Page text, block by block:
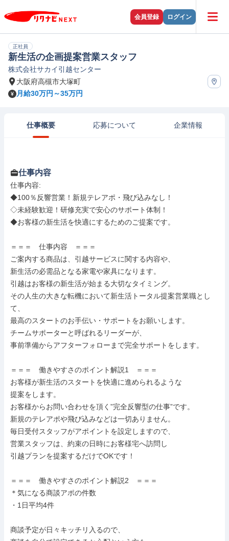
会員登録 ログイン
正社員
新生活の企画提案営業スタッフ
株式会社サカイ引越センター
大阪府高槻市大塚町
月給30万円～35万円
仕事概要 応募について 企業情報
仕事内容
仕事内容:
◆100％反響営業！新規テレアポ・飛び込みなし！
◇未経験歓迎！研修充実で安心のサポート体制！
◆お客様の新生活を快適にするためのご提案です。
＝＝＝　仕事内容　＝＝＝
ご案内する商品は、引越サービスに関する内容や、
新生活の必需品となる家電や家具になります。
引越はお客様の新生活が始まる大切なタイミング。
その人生の大きな転機において新生活トータル提案営業職とし
て、
最高のスタートのお手伝い・サポートをお願いします。
チームサポーターと呼ばれるリーダーが、
事前準備からアフターフォローまで完全サポートをします。
＝＝＝　働きやすさのポイント解説1　＝＝＝
お客様が新⽣活のスタートを快適に進められるような
提案をします。
お客様からお問い合わせを頂く”完全反響型の仕事”です。
新規のテレアポや⾶び込みなどは⼀切ありません。
毎⽇受付スタッフがアポイントを設定しますので、
営業スタッフは、約束の日時にお客様宅へ訪問し
引越プランを提案するだけでOKです！
＝＝＝　働きやすさのポイント解説2　＝＝＝
＊気になる商談アポの件数
・1日平均4件
商談予定が日々キッチリ入るので、